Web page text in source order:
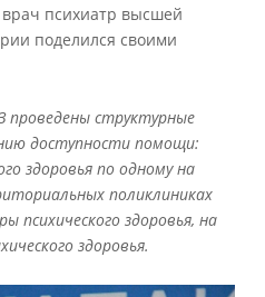
психиатр высшей
поделился своими
проведены структурные
доступности помощи:
здоровья по одному на
поликлиниках
здоровья, на
здоровья.